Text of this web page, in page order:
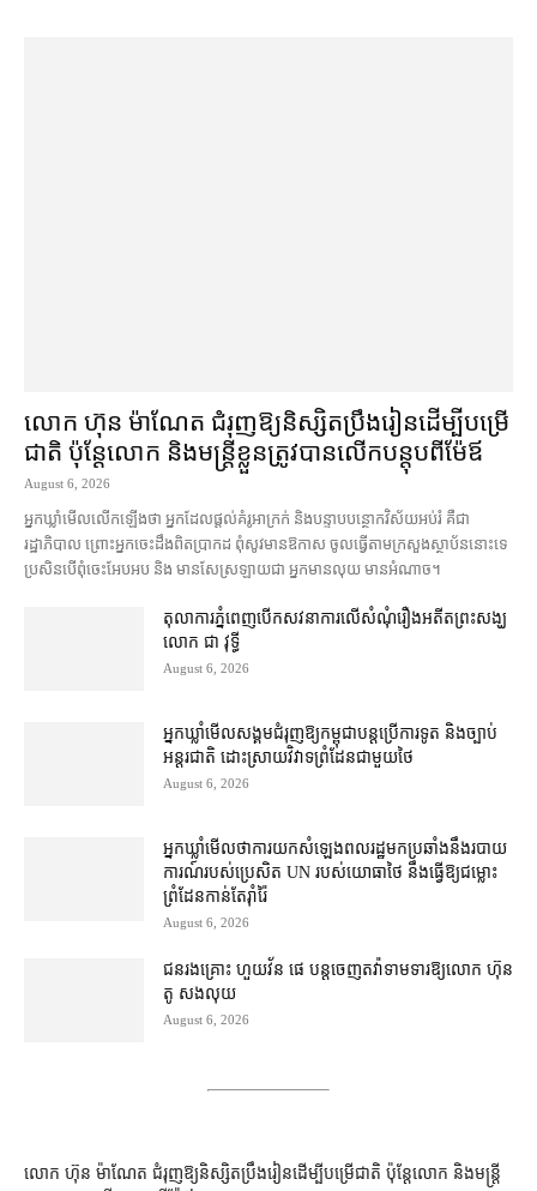
លោក ហ៊ុន ម៉ាណែត ជំរុញ​ឱ្យ​និស្សិត​ប្រឹងរៀន​ដើម្បី​បម្រើ​
ជាតិ ប៉ុន្តែ​លោក និង​មន្ត្រី​​ខ្លួន​ត្រូវ​បាន​លើក​បន្តុប​ពី​ម៉ែឪ
August 6, 2026
អ្នកឃ្លាំមើល​លើកឡើង​ថា អ្នក​ដែល​ផ្ដល់​គំរូ​អាក្រក់ និង​បន្ទាបបន្ថោក​វិស័យ​អប់រំ គឺជា​
រដ្ឋាភិបាល ព្រោះ​អ្នកចេះដឹង​ពិតប្រាកដ ពុំ​សូវ​មានឱកាស ចូល​ធ្វើតាម​ក្រសួង​ស្ថាប័ន​នោះ​ទេ
ប្រសិនបើ​ពុំ​ចេះ​អែបអប និង មាន​សែស្រឡាយ​ជា អ្នកមាន​លុយ មានអំណាច។
តុលាការ​ភ្នំពេញ​​បើកសវនាការ​លើ​សំណុំរឿង​​អតីត​ព្រះសង្ឃ
លោក ជា វុទ្ធី
August 6, 2026
អ្នកឃ្លាំមើល​សង្គម​ជំរុញ​ឱ្យ​កម្ពុជា​បន្ត​ប្រើ​ការទូត និង​ច្បាប់​
អន្តរជាតិ ដោះស្រាយ​វិវាទ​ព្រំដែន​ជាមួយ​ថៃ
August 6, 2026
អ្នកឃ្លាំមើល​ថា​ការ​យក​សំឡេង​ពលរដ្ឋ​មក​ប្រឆាំង​នឹង​របាយ
ការណ៍​របស់​ប្រេសិត UN របស់​យោធា​ថៃ នឹង​ធ្វើ​ឱ្យ​ជម្លោះ
ព្រំដែន​កាន់តែ​រ៉ាំរ៉ៃ
August 6, 2026
ជនរងគ្រោះ ហួយវ័ន ផេ បន្ត​ចេញ​តវ៉ា​ទាមទារ​ឱ្យ​លោក ហ៊ុន
តូ សង​លុយ
August 6, 2026
លោក ហ៊ុន ម៉ាណែត ជំរុញ​ឱ្យ​និស្សិត​ប្រឹងរៀន​ដើម្បី​បម្រើ​ជាតិ ប៉ុន្តែ​លោក និង​មន្ត្រី​​